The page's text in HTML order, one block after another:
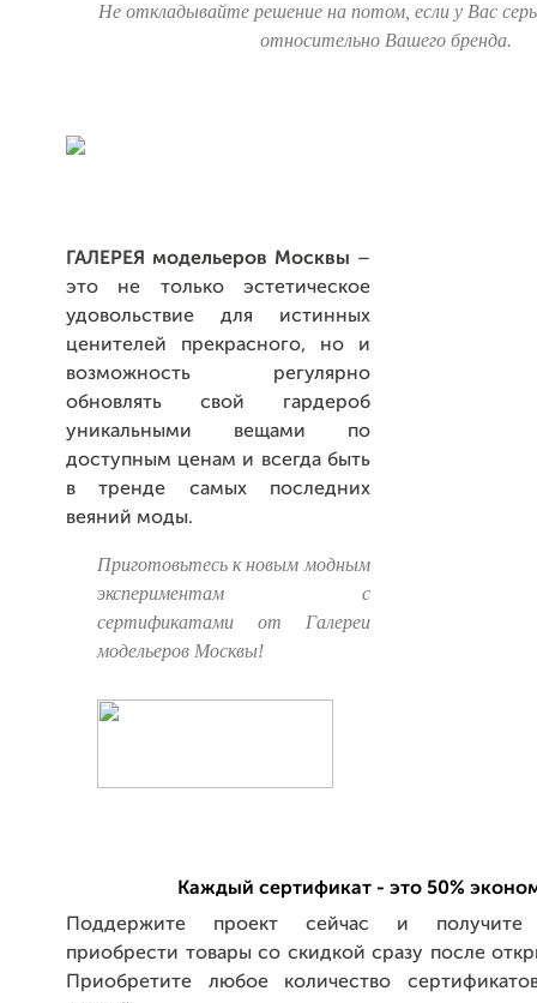
Не откладывайте решение на потом, если у Вас
относительно Вашего бренда.
ГАЛЕРЕЯ модельеров Москвы –
это не только эстетическое
удовольствие для истинных
ценителей прекрасного, но и
возможность регулярно
обновлять свой гардероб
уникальными вещами по
доступным ценам и всегда быть
в тренде самых последних
веяний моды.
Приготовьтесь к новым модным
экспериментам с
сертификатами от Галереи
модельеров Москвы!
Каждый сертификат - это 50%
Поддержите проект сейчас и получите
приобрести товары со скидкой сразу после
Приобретите любое количество